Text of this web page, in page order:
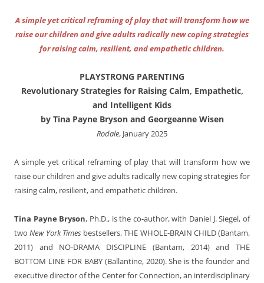
A simple yet critical reframing of play that will transform how we
raise our children and give adults radically new coping strategies
for raising calm, resilient, and empathetic children.
PLAYSTRONG PARENTING
Revolutionary Strategies for Raising Calm, Empathetic,
and Intelligent Kids
by Tina Payne Bryson and Georgeanne Wisen
Rodale, January 2025
A simple yet critical reframing of play that will transform how we
raise our children and give adults radically new coping strategies for
raising calm, resilient, and empathetic children.
Tina Payne Bryson, Ph.D., is the co-author, with Daniel J. Siegel, of
twoNew York Timesbestsellers, THE WHOLE-BRAIN CHILD (Bantam,
2011) and NO-DRAMA DISCIPLINE (Bantam, 2014) and THE
BOTTOM LINE FOR BABY (Ballantine, 2020). She is the founder and
executive director of the Center for Connection, an interdisciplinary